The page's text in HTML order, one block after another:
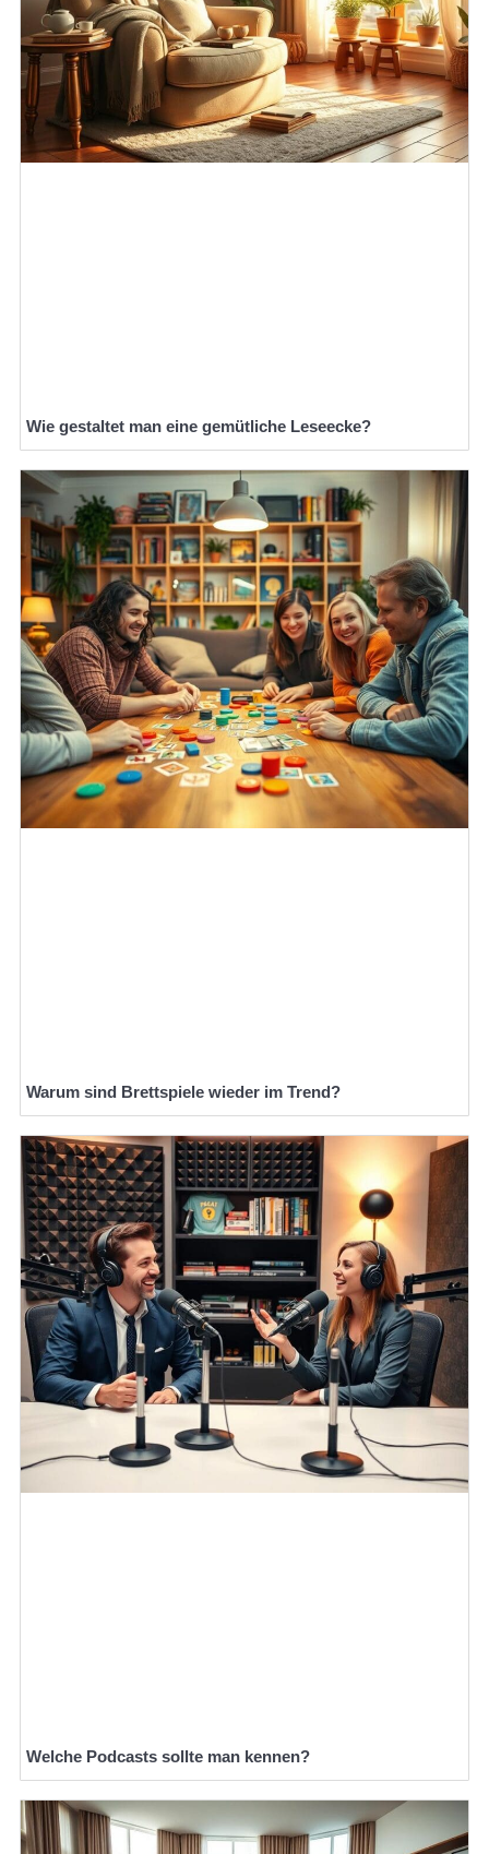
Wie gestaltet man eine gemütliche Leseecke?
Warum sind Brettspiele wieder im Trend?
Welche Podcasts sollte man kennen?